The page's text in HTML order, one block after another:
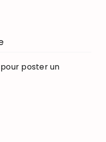
pour poster un